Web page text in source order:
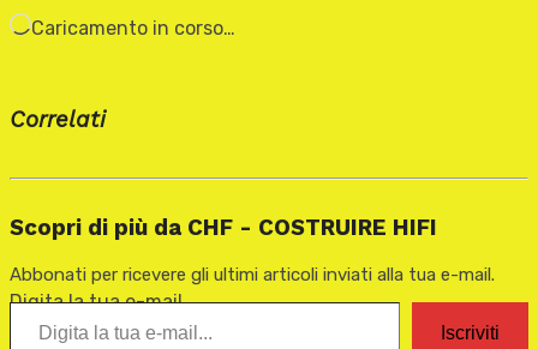
Caricamento in corso…
Correlati
Scopri di più da CHF - COSTRUIRE HIFI
Abbonati per ricevere gli ultimi articoli inviati alla tua e-mail.
Digita la tua e-mail...
Iscriviti